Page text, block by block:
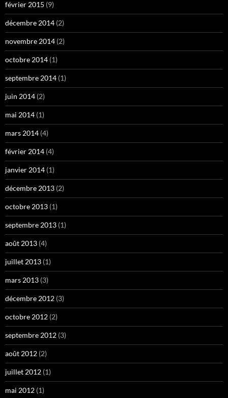
février 2015 (9)
décembre 2014 (2)
novembre 2014 (2)
octobre 2014 (1)
septembre 2014 (1)
juin 2014 (2)
mai 2014 (1)
mars 2014 (4)
février 2014 (4)
janvier 2014 (1)
décembre 2013 (2)
octobre 2013 (1)
septembre 2013 (1)
août 2013 (4)
juillet 2013 (1)
mars 2013 (3)
décembre 2012 (3)
octobre 2012 (2)
septembre 2012 (3)
août 2012 (2)
juillet 2012 (1)
mai 2012 (1)